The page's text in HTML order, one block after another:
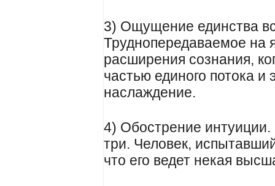
3) Ощущение единства
Труднопередаваемое на
расширения сознания,
частью единого потока
наслаждение.
4) Обострение интуиции.
три. Человек,
что его ведет некая